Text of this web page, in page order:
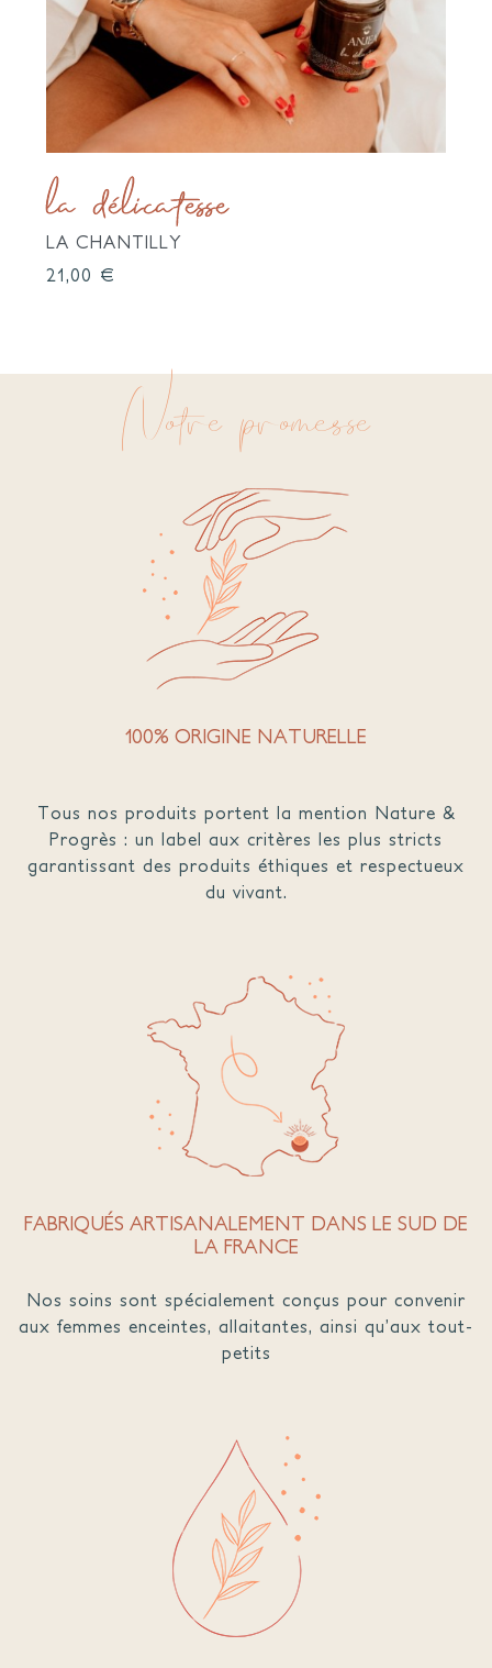
la délicatesse
LA CHANTILLY
Prix
21,00 €
Notre promesse
100% ORIGINE NATURELLE
Tous nos produits portent la mention Nature &
Progrès : un label aux critères les plus stricts
garantissant des produits éthiques et respectueux
du vivant.
FABRIQUÉS ARTISANALEMENT DANS LE SUD DE
LA FRANCE
Nos soins sont spécialement conçus pour convenir
aux femmes enceintes, allaitantes, ainsi qu’aux tout-
petits